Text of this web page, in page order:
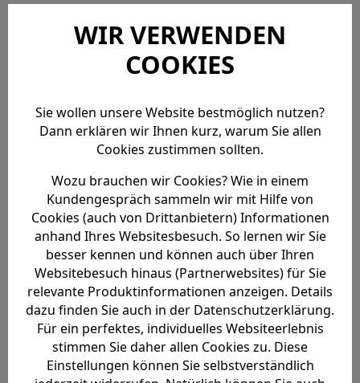
Essen. Meinolf Thies beschäftigt viele Studenten und Minijobber,
die in der Corona-Krise nun kein Einkommen haben. Er wendet sich
Niedersachsen und Mecklenburg-Vorpommern sind zwangsweise
geschlossen. Die rund 100 Festangestellten hat Thies, der Jahrzehnte
das Essener Cinemaxx leitete und heute in Essen noch eine
Beratungsgesellschaft besitzt, in Kurzarbeit geschickt. Doch die rund
Anspruch auf diese staatliche Hilfe und stehen nun gänzlich ohne
Einkommen da.
Diese Ungleichbehandlung findet Thies nicht mehr zeitgemäß und hat
deshalb einen Brief an die Ministerpräsidenten Armin Laschet und
geschrieben. Seine Forderung ist deutlich: Dass studentische
Teilzeitkräfte, geringfügig Beschäftigte und „Arbeiter auf Abruf“ in
vielen Branchen vom Kurzarbeitergeld ausgenommen sind, "ist sozial
ungerecht und müsste durch Sie als politische Entscheider dringend
und schnell zurückgenommen bzw. verändert werden", schreibt Thies.
Als Arbeitgeber steckt der Kinobetreiber im Dilemma
Er verweist dabei auch auf die Bedeutung der Teilzeitkräfte nicht nur
WIR VERWENDEN
COOKIES
Sie wollen unsere Website bestmöglich nutzen?
Dann erklären wir Ihnen kurz, warum Sie allen
Cookies zustimmen sollten.
Wozu brauchen wir Cookies? Wie in einem
Kundengespräch sammeln wir mit Hilfe von
Cookies (auch von Drittanbietern) Informationen
anhand Ihres Websitesbesuch. So lernen wir Sie
besser kennen und können auch über Ihren
Websitebesuch hinaus (Partnerwebsites) für Sie
relevante Produktinformationen anzeigen. Details
dazu finden Sie auch in der Datenschutzerklärung.
Für ein perfektes, individuelles Websiteerlebnis
stimmen Sie daher allen Cookies zu. Diese
Einstellungen können Sie selbstverständlich